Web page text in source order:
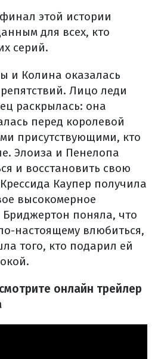
этой истории
для всех, кто
серий.
и Колина оказалась
Лицо леди
раскрылась: она
перед королевой
присутствующими, кто
Элоиза и Пенелопа
и восстановить свою
Каупер получила
высокомерное
поняла, что
настоящему влюбиться,
того, кто подарил ей
онлайн трейлер